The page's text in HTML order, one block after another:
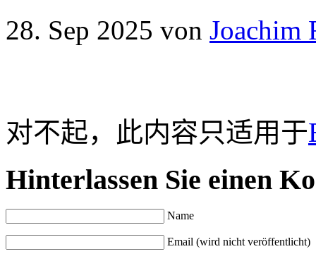
28. Sep 2025 von Joachim
对不起，此内容只适用于
Hinterlassen Sie einen
Name
Email (wird nicht veröffentlicht)